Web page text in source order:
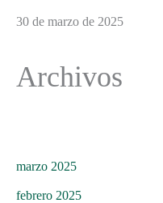
30 de marzo de 2025
Archivos
marzo 2025
febrero 2025